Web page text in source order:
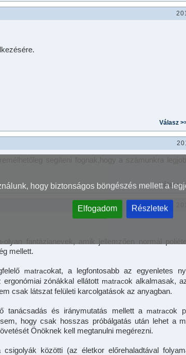
hogy biztonságos böngészés mellett a
Elfogadom Részletek
segíteni fognak,hogy a számunkra
fantázianevek, amik jellemzően normál
mellett.
matracokat, a legfontosabb az egyenletes
zónákkal ellátott matracok alkalmasak,
csak látszat felületi karcolgatások az anyagban.
tanácsadás és iránymutatás mellett a matracok
hogy csak hosszas próbálgatás után lehet a
Önöknek kell megtanulni megérezni.
közötti (az életkor előrehaladtával